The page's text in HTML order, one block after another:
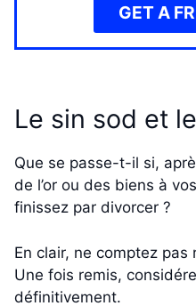
GET A
Le sin sod et
Que se passe-t-il si,
de l’or ou des biens à
finissez par divorcer ?
En clair, ne comptez
Une fois remis,
définitivement.